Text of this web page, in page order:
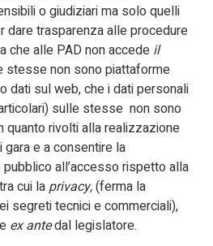
o giudiziari ma solo quelli
trasparenza alle procedure
che alle PAD non accede il
stesse non sono piattaforme
dati sul web, che i dati personali
sulle stesse non sono
quanto rivolti alla realizzazione
e a consentire la
all’accesso rispetto alla
cui laprivacy,(ferma la
segreti tecnici e commerciali),
ex antedal legislatore.